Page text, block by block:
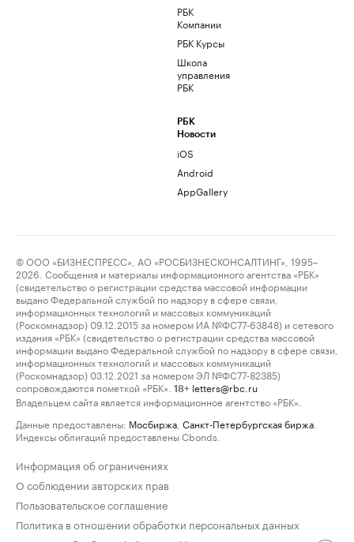
РБК
Компании
РБК Курсы
Школа
управления
РБК
РБК
Новости
iOS
Android
AppGallery
© ООО «БИЗНЕСПРЕСС», АО «РОСБИЗНЕСКОНСАЛТИНГ», 1995–
2026. Сообщения и материалы информационного агентства «РБК»
(свидетельство о регистрации средства массовой информации
выдано Федеральной службой по надзору в сфере связи,
информационных технологий и массовых коммуникаций
(Роскомнадзор) 09.12.2015 за номером ИА №ФС77-63848) и сетевого
издания «РБК» (свидетельство о регистрации средства массовой
информации выдано Федеральной службой по надзору в сфере связи,
информационных технологий и массовых коммуникаций
(Роскомнадзор) 03.12.2021 за номером ЭЛ №ФС77-82385)
сопровождаются пометкой «РБК».
18+ letters@rbc.ru
Владельцем сайта является информационное агентство «РБК».
Данные предоставлены: Мосбиржа Санкт-Петербургская биржа
Индексы облигаций предоставлены Cbonds.
Информация об ограничениях
О соблюдении авторских прав
Пользовательское соглашение
Политика в отношении обработки персональных данных